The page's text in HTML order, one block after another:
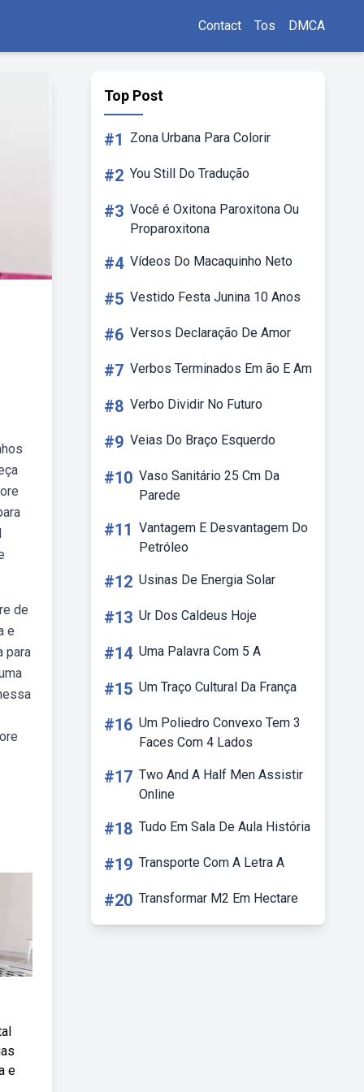
Contact Tos DMCA
de
e
para
e
Top Post
#1 Zona Urbana Para Colorir
#2 You Still Do Tradução
#3 Você é Oxitona Paroxitona Ou
Proparoxitona
#4 Vídeos Do Macaquinho Neto
#5 Vestido Festa Junina 10 Anos
#6 Versos Declaração De Amor
#7 Verbos Terminados Em ão E Am
#8 Verbo Dividir No Futuro
#9 Veias Do Braço Esquerdo
#10 Vaso Sanitário 25 Cm Da
Parede
#11 Vantagem E Desvantagem Do
Petróleo
#12 Usinas De Energia Solar
#13 Ur Dos Caldeus Hoje
#14 Uma Palavra Com 5 A
#15 Um Traço Cultural Da França
#16 Um Poliedro Convexo Tem 3
Faces Com 4 Lados
#17 Two And A Half Men Assistir
Online
#18 Tudo Em Sala De Aula História
#19 Transporte Com A Letra A
#20 Transformar M2 Em Hectare